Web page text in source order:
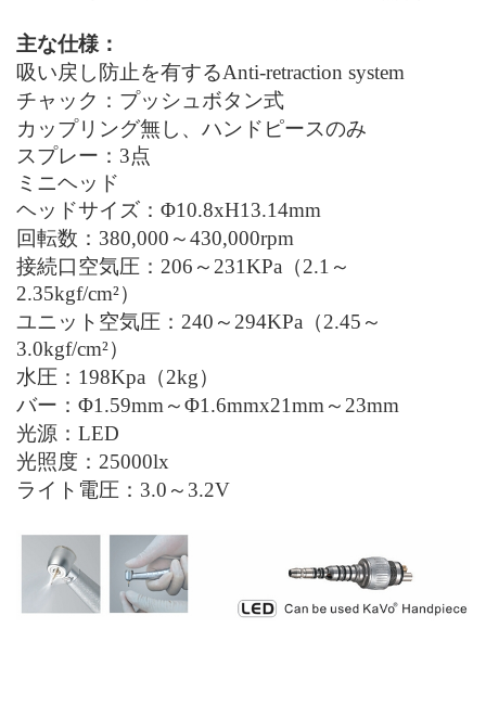
主な仕様：
吸い戻し防止を有するAnti-retraction system
チャック： プッシュボタン式
カップリング無し、ハンドピースのみ
スプレー ： 3点
ミニヘッド
ヘッドサイズ： Φ10.8xH13.14mm
回転数：380,000 ～430,000rpm
接続口空気圧：206～231KPa（2.1～
2.35kgf/cm²）
ユニット空気圧：240～294KPa（2.45～
3.0kgf/cm²）
水圧：198Kpa（2kg）
バー：Φ1.59mm～Φ1.6mmx21mm～23mm
光源： LED
光照度：25000lx
ライト電圧：3.0～3.2V